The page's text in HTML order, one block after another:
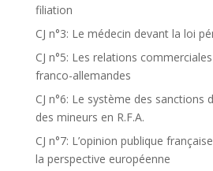
filiation
CJ n°3: Le médecin devant la loi
CJ n°5: Les relations
franco-allemandes
CJ n°6: Le système des sanctions
des mineurs en R.F.A.
CJ n°7: L’opinion publique
la perspective européenne